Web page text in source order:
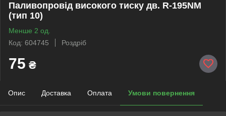
Паливопровід високого тиску дв. R-195NM
(тип 10)
Менше 2 од.
Код: 604745
Роздріб
75 ₴
Опис Доставка Оплата Умови повернення